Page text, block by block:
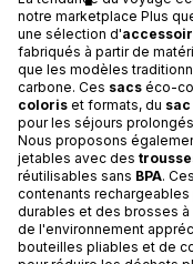
notre marketplace Plus
une sélection d'
fabriqués à partir de
que les modèles
carbone. Ces sacs éco-
coloris et formats, du
pour les séjours
Nous proposons
jetables avec des
réutilisables sans BPA. Ces
contenants
durables et des brosses
de l'environnement
bouteilles pliables et de